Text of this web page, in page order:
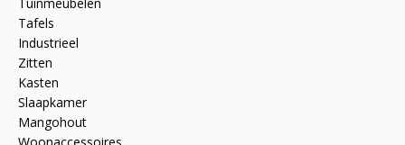
Tafels
Industrieel
Zitten
Kasten
Slaapkamer
Mangohout